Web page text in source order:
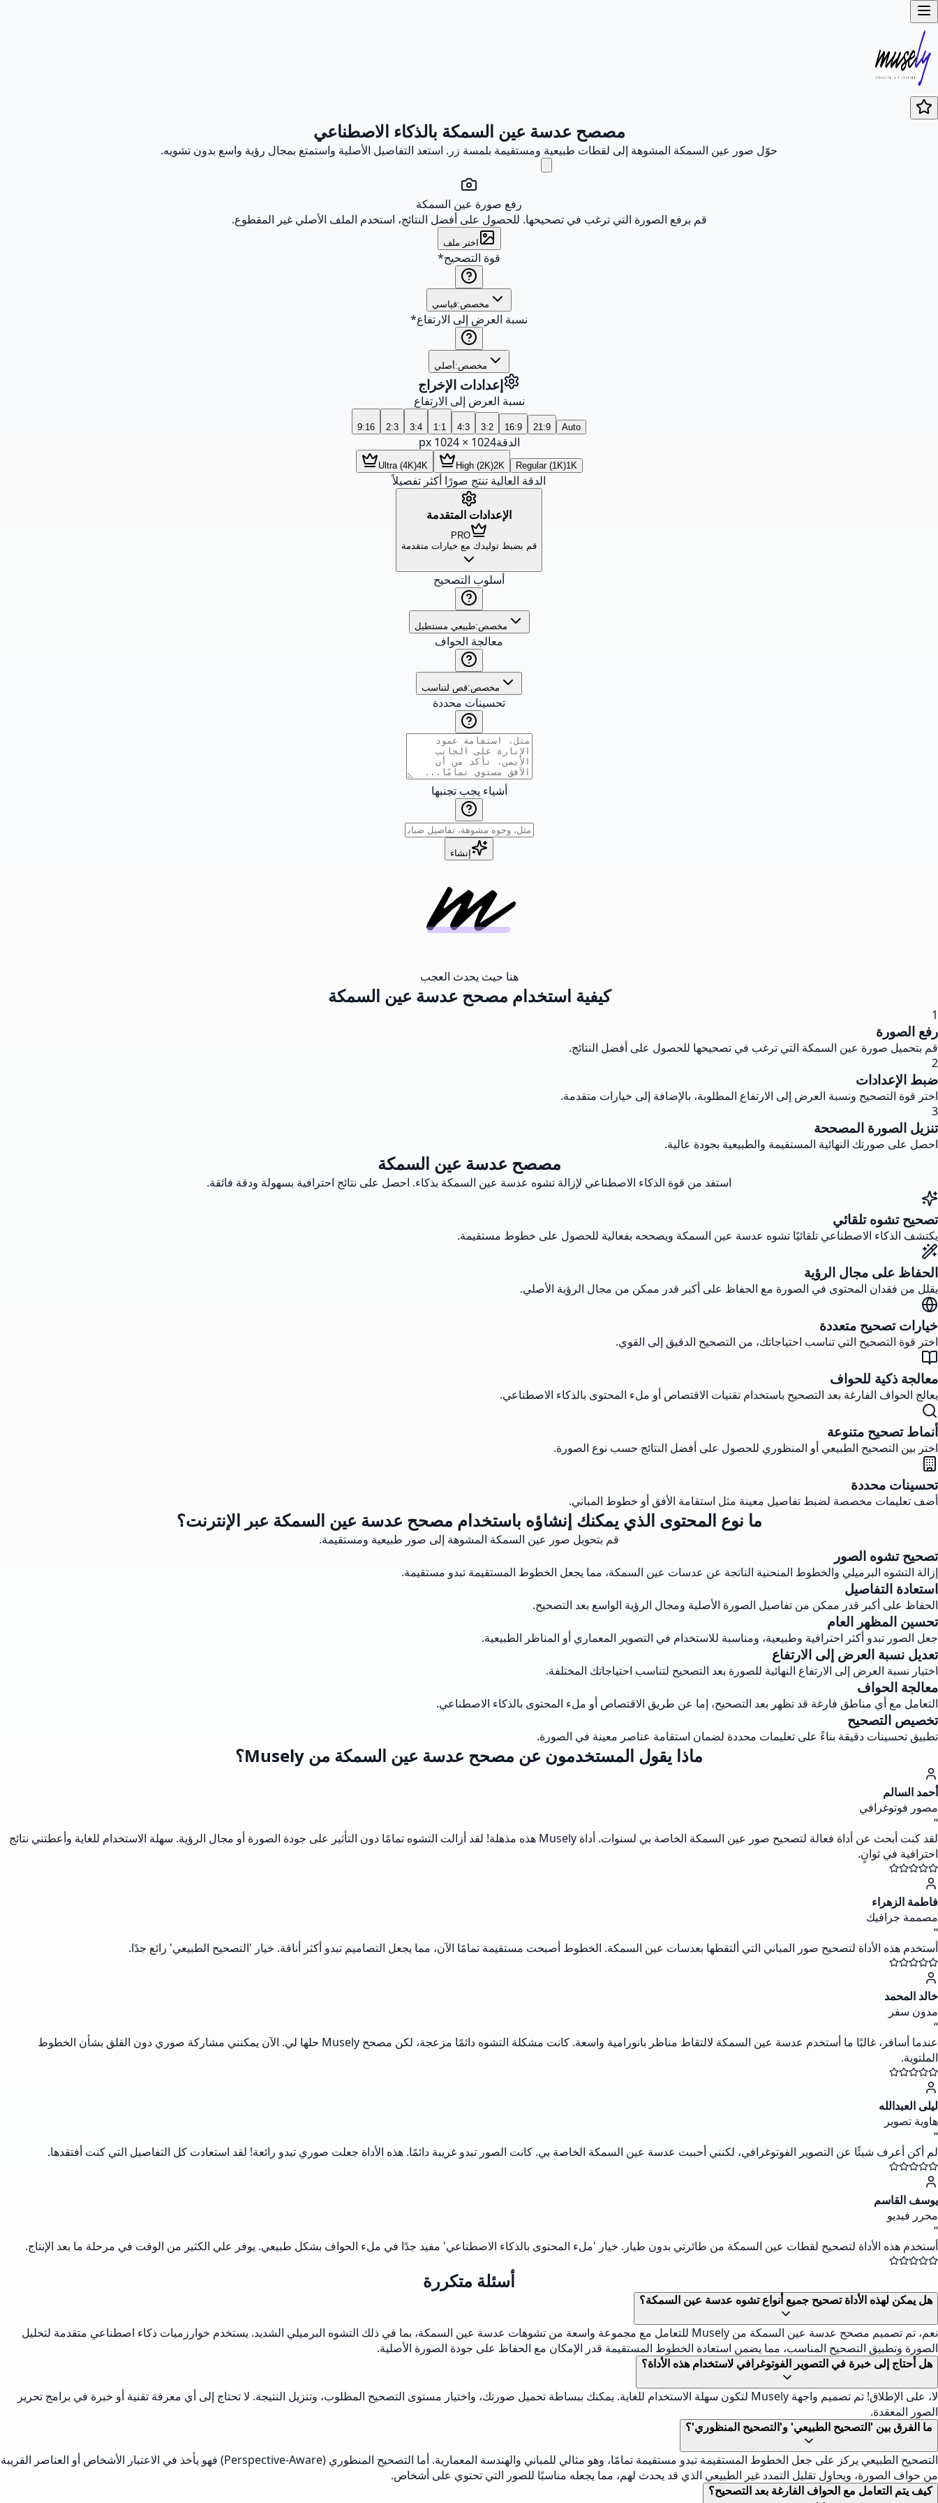
مصصح عدسة عين السمكة بالذكاء الاصطناعي
حوّل صور عين السمكة المشوهة إلى لقطات طبيعية ومستقيمة بلمسة زر. استعد التفاصيل الأصلية واستمتع بمجال رؤية واسع بدون تشويه.
رفع صورة عين السمكة
قم برفع الصورة التي ترغب في تصحيحها. للحصول على أفضل النتائج، استخدم الملف الأصلي غير المقطوع.
اختر ملف
قوة التصحيح*
مخصص:قياسي
نسبة العرض إلى الارتفاع*
مخصص: أصلي
إعدادات الإخراج
نسبة العرض إلى الارتفاع
Auto
21:9
16:9
3:2
4:3
1:1
3:4
2:3
9:16
الدقة1024
×
1024
px
Regular (1K)1K
High (2K)2K
Ultra (4K)4K
الدقة العالية تنتج صورًا أكثر تفصيلاً
الإعدادات المتقدمة
PRO
قم بضبط توليدك مع خيارات متقدمة
أسلوب التصحيح
مخصص:طبيعي مستطيل
معالجة الحواف
مخصص:قص لتناسب
تحسينات محددة
أشياء يجب تجنبها
إنشاء
هنا حيث يحدث العجب
كيفية استخدام مصحح عدسة عين السمكة
1
رفع الصورة
قم بتحميل صورة عين السمكة التي ترغب في تصحيحها للحصول على أفضل النتائج.
2
ضبط الإعدادات
اختر قوة التصحيح ونسبة العرض إلى الارتفاع المطلوبة، بالإضافة إلى خيارات متقدمة.
3
تنزيل الصورة المصححة
احصل على صورتك النهائية المستقيمة والطبيعية بجودة عالية.
مصصح عدسة عين السمكة
استفد من قوة الذكاء الاصطناعي لإزالة تشوه عدسة عين السمكة بذكاء. احصل على نتائج احترافية بسهولة ودقة فائقة.
تصحيح تشوه تلقائي
يكتشف الذكاء الاصطناعي تلقائيًا تشوه عدسة عين السمكة ويصححه بفعالية للحصول على خطوط مستقيمة.
الحفاظ على مجال الرؤية
يقلل من فقدان المحتوى في الصورة مع الحفاظ على أكبر قدر ممكن من مجال الرؤية الأصلي.
خيارات تصحيح متعددة
اختر قوة التصحيح التي تناسب احتياجاتك، من التصحيح الدقيق إلى القوي.
معالجة ذكية للحواف
يعالج الحواف الفارغة بعد التصحيح باستخدام تقنيات الاقتصاص أو ملء المحتوى بالذكاء الاصطناعي.
أنماط تصحيح متنوعة
اختر بين التصحيح الطبيعي أو المنظوري للحصول على أفضل النتائج حسب نوع الصورة.
تحسينات محددة
أضف تعليمات مخصصة لضبط تفاصيل معينة مثل استقامة الأفق أو خطوط المباني.
ما نوع المحتوى الذي يمكنك إنشاؤه باستخدام مصحح عدسة عين السمكة عبر الإنترنت؟
قم بتحويل صور عين السمكة المشوهة إلى صور طبيعية ومستقيمة.
تصحيح تشوه الصور
إزالة التشوه البرميلي والخطوط المنحنية الناتجة عن عدسات عين السمكة، مما يجعل الخطوط المستقيمة تبدو مستقيمة.
استعادة التفاصيل
الحفاظ على أكبر قدر ممكن من تفاصيل الصورة الأصلية ومجال الرؤية الواسع بعد التصحيح.
تحسين المظهر العام
جعل الصور تبدو أكثر احترافية وطبيعية، ومناسبة للاستخدام في التصوير المعماري أو المناظر الطبيعية.
تعديل نسبة العرض إلى الارتفاع
اختيار نسبة العرض إلى الارتفاع النهائية للصورة بعد التصحيح لتناسب احتياجاتك المختلفة.
معالجة الحواف
التعامل مع أي مناطق فارغة قد تظهر بعد التصحيح، إما عن طريق الاقتصاص أو ملء المحتوى بالذكاء الاصطناعي.
تخصيص التصحيح
تطبيق تحسينات دقيقة بناءً على تعليمات محددة لضمان استقامة عناصر معينة في الصورة.
ماذا يقول المستخدمون عن مصحح عدسة عين السمكة من Musely؟
أحمد السالم
مصور فوتوغرافي
“
لقد كنت أبحث عن أداة فعالة لتصحيح صور عين السمكة الخاصة بي لسنوات. أداة Musely هذه مذهلة! لقد أزالت التشوه تمامًا دون التأثير على جودة الصورة أو مجال الرؤية. سهلة الاستخدام للغاية وأعطتني نتائج
احترافية في ثوانٍ.
فاطمة الزهراء
مصممة جرافيك
“
أستخدم هذه الأداة لتصحيح صور المباني التي ألتقطها بعدسات عين السمكة. الخطوط أصبحت مستقيمة تمامًا الآن، مما يجعل التصاميم تبدو أكثر أناقة. خيار 'التصحيح الطبيعي' رائع جدًا.
خالد المحمد
مدون سفر
“
عندما أسافر، غالبًا ما أستخدم عدسة عين السمكة لالتقاط مناظر بانورامية واسعة. كانت مشكلة التشوه دائمًا مزعجة، لكن مصحح Musely حلها لي. الآن يمكنني مشاركة صوري دون القلق بشأن الخطوط
الملتوية.
ليلى العبدالله
هاوية تصوير
“
لم أكن أعرف شيئًا عن التصوير الفوتوغرافي، لكنني أحببت عدسة عين السمكة الخاصة بي. كانت الصور تبدو غريبة دائمًا. هذه الأداة جعلت صوري تبدو رائعة! لقد استعادت كل التفاصيل التي كنت أفتقدها.
يوسف القاسم
محرر فيديو
“
أستخدم هذه الأداة لتصحيح لقطات عين السمكة من طائرتي بدون طيار. خيار 'ملء المحتوى بالذكاء الاصطناعي' مفيد جدًا في ملء الحواف بشكل طبيعي. يوفر علي الكثير من الوقت في مرحلة ما بعد الإنتاج.
أسئلة متكررة
هل يمكن لهذه الأداة تصحيح جميع أنواع تشوه عدسة عين السمكة؟
نعم، تم تصميم مصحح عدسة عين السمكة من Musely للتعامل مع مجموعة واسعة من تشوهات عدسة عين السمكة، بما في ذلك التشوه البرميلي الشديد. يستخدم خوارزميات ذكاء اصطناعي متقدمة لتحليل
الصورة وتطبيق التصحيح المناسب، مما يضمن استعادة الخطوط المستقيمة قدر الإمكان مع الحفاظ على جودة الصورة الأصلية.
هل أحتاج إلى خبرة في التصوير الفوتوغرافي لاستخدام هذه الأداة؟
لا، على الإطلاق! تم تصميم واجهة Musely لتكون سهلة الاستخدام للغاية. يمكنك ببساطة تحميل صورتك، واختيار مستوى التصحيح المطلوب، وتنزيل النتيجة. لا تحتاج إلى أي معرفة تقنية أو خبرة في برامج تحرير
الصور المعقدة.
ما الفرق بين 'التصحيح الطبيعي' و'التصحيح المنظوري'؟
التصحيح الطبيعي يركز على جعل الخطوط المستقيمة تبدو مستقيمة تمامًا، وهو مثالي للمباني والهندسة المعمارية. أما التصحيح المنظوري (Perspective-Aware) فهو يأخذ في الاعتبار الأشخاص أو العناصر القريبة
من حواف الصورة، ويحاول تقليل التمدد غير الطبيعي الذي قد يحدث لهم، مما يجعله مناسبًا للصور التي تحتوي على أشخاص.
كيف يتم التعامل مع الحواف الفارغة بعد التصحيح؟